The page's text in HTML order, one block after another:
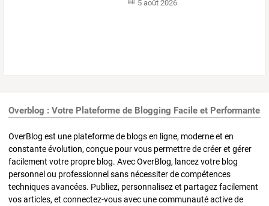
5 août 2026
Overblog : Votre Plateforme de Blogging Facile et Performante
OverBlog est une plateforme de blogs en ligne, moderne et en
constante évolution, conçue pour vous permettre de créer et gérer
facilement votre propre blog. Avec OverBlog, lancez votre blog
personnel ou professionnel sans nécessiter de compétences
techniques avancées. Publiez, personnalisez et partagez facilement
vos articles, et connectez-vous avec une communauté active de